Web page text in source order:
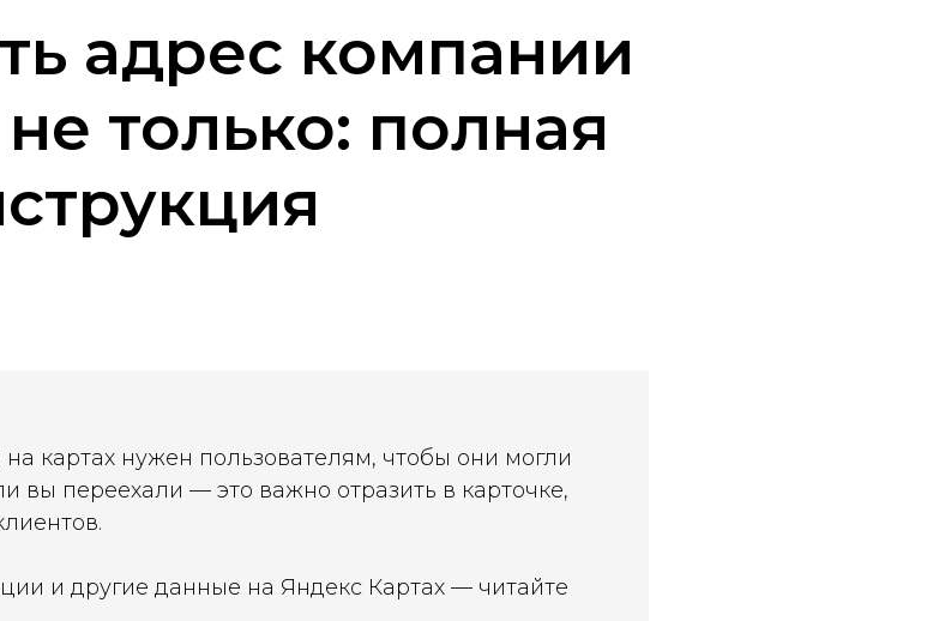
адрес компании
только: полная
картах нужен пользователям, чтобы они могли
вы переехали — это важно отразить в карточке,
и другие данные на Яндекс Картах — читайте